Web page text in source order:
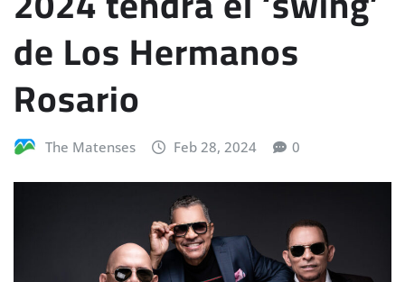
de Los Hermanos
Rosario
The Matenses Feb 28, 2024 0